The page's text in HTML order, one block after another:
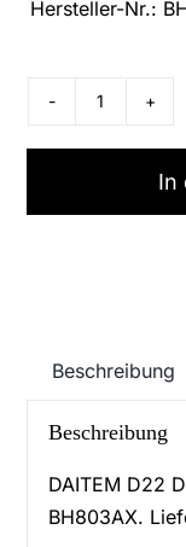
Hersteller-Nr.:
DAITEM
D22
Cover
In
Beschreibung
Beschreibung
DAITEM D22
BH803AX.